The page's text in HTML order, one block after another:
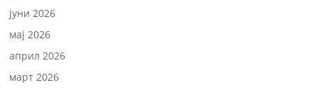
јуни 2026
мај 2026
април 2026
март 2026